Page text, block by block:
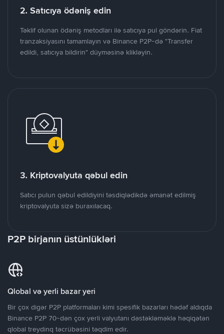
2. Satıcıya ödəniş edin
Təklif olunan ödəniş metodları ilə satıcıya pul göndərin. Fiat
tranzaksiyasını tamamlayın və Binance P2P-də "Transfer
edildi, satıcıya bildirin" düyməsinə klikləyin.
3. Kriptovalyuta qəbul edin
Satıcı pulun qəbul edildiyini təsdiqlədikdə əmanət edilmiş
kriptovalyuta sizə buraxılacaq.
P2P birjanın üstünlükləri
Qlobal və yerli bazar yeri
Bir çox digər P2P platformaları kimi spesifik bazarları hədəf aldıqda
Binance P2P 70-dən çox yerli valyutanı dəstəkləməklə həqiqətən
qlobal treydinq təcrübəsini təqdim edir.